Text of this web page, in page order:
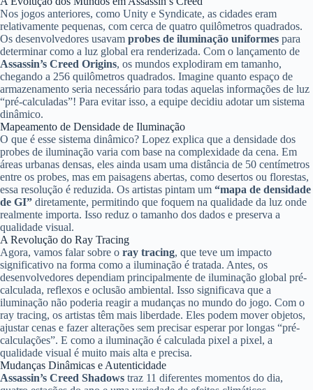
Nos jogos anteriores, como Unity e Syndicate, as cidades eram
relativamente pequenas, com cerca de quatro quilômetros quadrados.
Os desenvolvedores usavam probes de iluminação uniformes para
determinar como a luz global era renderizada. Com o lançamento de
Assassin’s Creed Origins, os mundos explodiram em tamanho,
chegando a 256 quilômetros quadrados. Imagine quanto espaço de
armazenamento seria necessário para todas aquelas informações de luz
“pré-calculadas”! Para evitar isso, a equipe decidiu adotar um sistema
dinâmico.
Mapeamento de Densidade de Iluminação
O que é esse sistema dinâmico? Lopez explica que a densidade dos
probes de iluminação varia com base na complexidade da cena. Em
áreas urbanas densas, eles ainda usam uma distância de 50 centímetros
entre os probes, mas em paisagens abertas, como desertos ou florestas,
essa resolução é reduzida. Os artistas pintam um “mapa de densidade
de GI” diretamente, permitindo que foquem na qualidade da luz onde
realmente importa. Isso reduz o tamanho dos dados e preserva a
qualidade visual.
A Revolução do Ray Tracing
Agora, vamos falar sobre o ray tracing, que teve um impacto
significativo na forma como a iluminação é tratada. Antes, os
desenvolvedores dependiam principalmente de iluminação global pré-
calculada, reflexos e oclusão ambiental. Isso significava que a
iluminação não poderia reagir a mudanças no mundo do jogo. Com o
ray tracing, os artistas têm mais liberdade. Eles podem mover objetos,
ajustar cenas e fazer alterações sem precisar esperar por longas “pré-
calculações”. E como a iluminação é calculada pixel a pixel, a
qualidade visual é muito mais alta e precisa.
Mudanças Dinâmicas e Autenticidade
Assassin’s Creed Shadows traz 11 diferentes momentos do dia,